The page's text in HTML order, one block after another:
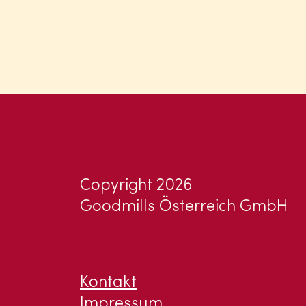
Copyright 2026
Goodmills Österreich GmbH
Kontakt